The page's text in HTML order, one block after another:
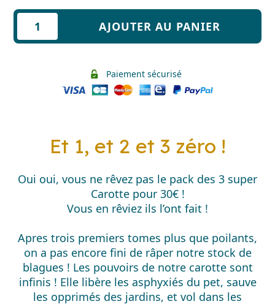
quantité
de
AJOUTER AU PANIER
Paiement sécurisé
Et 1, et 2 et 3 zéro !
Oui oui, vous ne rêvez pas le pack des 3 super
Carotte pour 30€ !
Vous en rêviez ils l’ont fait !
Apres trois premiers tomes plus que poilants,
on a pas encore fini de râper notre stock de
blagues ! Les pouvoirs de notre carotte sont
infinis ! Elle libère les asphyxiés du pet, sauve
les opprimés des jardins, et vol dans les